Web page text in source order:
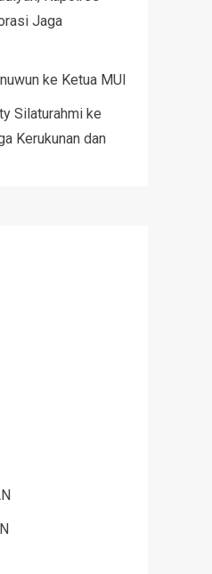
Jaga
ke Ketua MUI
Silaturahmi ke
Kerukunan dan